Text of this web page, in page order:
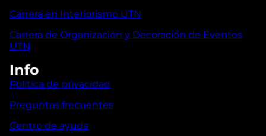
Carrera en Interiorismo UTN
Carrera de Organización y Decoración de Eventos
UTN
Info
Política de privacidad
Preguntas frecuentes
Centro de ayuda